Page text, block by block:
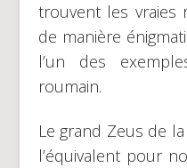
trouvent les vraies
de manière
l’un des
roumain.
Le grand Zeus de
l’équivalent pour